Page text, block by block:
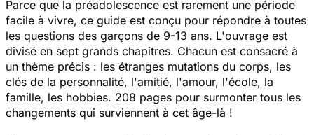
Parce que la préadolescence est rarement une période
facile à vivre, ce guide est conçu pour répondre à toutes
les questions des garçons de 9-13 ans. L'ouvrage est
divisé en sept grands chapitres. Chacun est consacré à
un thème précis : les étranges mutations du corps, les
clés de la personnalité, l'amitié, l'amour, l'école, la
famille, les hobbies. 208 pages pour surmonter tous les
changements qui surviennent à cet âge-là !